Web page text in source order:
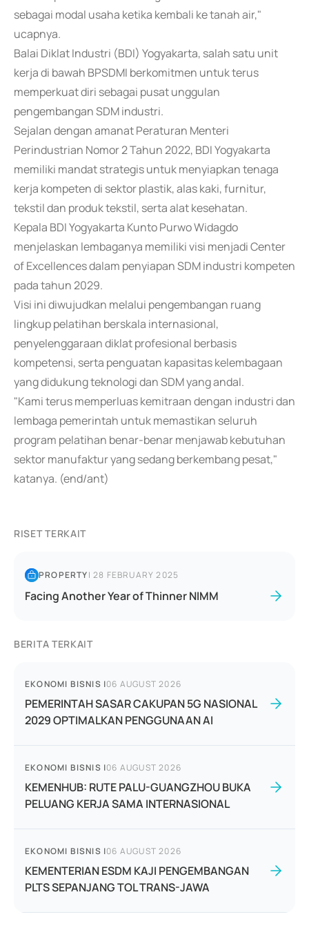
sebagai modal usaha ketika kembali ke tanah air,"
ucapnya.
Balai Diklat Industri (BDI) Yogyakarta, salah satu unit
kerja di bawah BPSDMI berkomitmen untuk terus
memperkuat diri sebagai pusat unggulan
pengembangan SDM industri.
Sejalan dengan amanat Peraturan Menteri
Perindustrian Nomor 2 Tahun 2022, BDI Yogyakarta
memiliki mandat strategis untuk menyiapkan tenaga
kerja kompeten di sektor plastik, alas kaki, furnitur,
tekstil dan produk tekstil, serta alat kesehatan.
Kepala BDI Yogyakarta Kunto Purwo Widagdo
menjelaskan lembaganya memiliki visi menjadi Center
of Excellences dalam penyiapan SDM industri kompeten
pada tahun 2029.
Visi ini diwujudkan melalui pengembangan ruang
lingkup pelatihan berskala internasional,
penyelenggaraan diklat profesional berbasis
kompetensi, serta penguatan kapasitas kelembagaan
yang didukung teknologi dan SDM yang andal.
"Kami terus memperluas kemitraan dengan industri dan
lembaga pemerintah untuk memastikan seluruh
program pelatihan benar-benar menjawab kebutuhan
sektor manufaktur yang sedang berkembang pesat,"
katanya. (end/ant)
RISET TERKAIT
PROPERTY|28 FEBRUARY 2025
Facing Another Year of Thinner NIMM
BERITA TERKAIT
EKONOMI BISNIS |06 AUGUST 2026
PEMERINTAH SASAR CAKUPAN 5G NASIONAL
2029 OPTIMALKAN PENGGUNAAN AI
EKONOMI BISNIS |06 AUGUST 2026
KEMENHUB: RUTE PALU-GUANGZHOU BUKA
PELUANG KERJA SAMA INTERNASIONAL
EKONOMI BISNIS |06 AUGUST 2026
KEMENTERIAN ESDM KAJI PENGEMBANGAN
PLTS SEPANJANG TOL TRANS-JAWA